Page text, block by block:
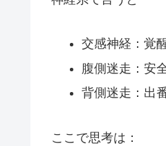
交感神経：覚
腹側迷走：安
背側迷走：出
ここで思考は：